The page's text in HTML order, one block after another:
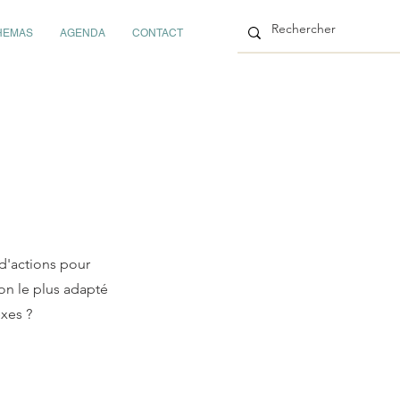
AGENDA CONTACT
pour
le plus adapté
?